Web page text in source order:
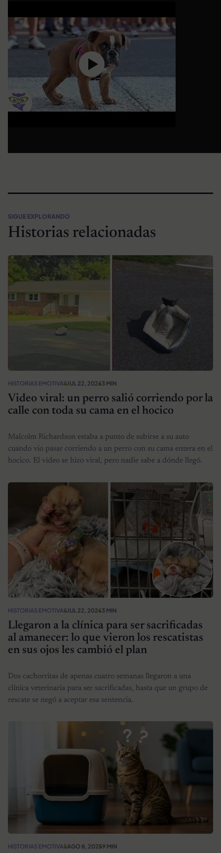
SIGUE EXPLORANDO
Historias relacionadas
HISTORIAS EMOTIVASJUL 22, 20263 MIN
Video viral: un perro salió corriendo por la
calle con toda su cama en el hocico
Malcolm Richardson estaba a punto de subirse a su auto
cuando vio pasar corriendo a un perro con su cama entera en el
hocico. El video se hizo viral, pero nadie sabe a dónde llegó.
HISTORIAS EMOTIVASJUL 22, 20263 MIN
Llegaron a la clínica para ser sacrificadas
al amanecer: lo que vieron los rescatistas
en sus ojos les cambió el plan
Dos cachorritas de apenas cuatro semanas llegaron a una
clínica veterinaria para ser sacrificadas, hasta que un grupo de
rescate se negó a aceptar esa sentencia.
HISTORIAS EMOTIVASAGO 8, 20259 MIN